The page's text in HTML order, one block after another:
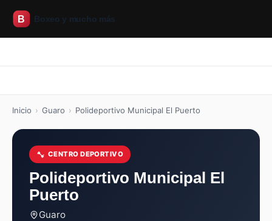
Inicio › Guaro › Polideportivo Municipal El Puerto
CENTRO DEPORTIVO
Polideportivo Municipal El
Puerto
Guaro